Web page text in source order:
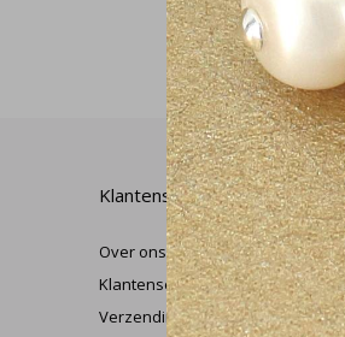
Klantenservice
Over ons
Klantenservice
Verzending & retourneren